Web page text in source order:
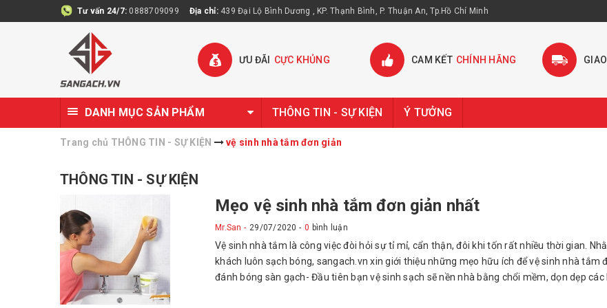
Tư vấn 24/7: 0888709099 Địa chỉ: 439 Đại Lộ Bình Dương , KP. Thạnh Bình, P. Thuận An, Tp.Hồ Chí Minh
ƯU ĐÃI CỰC KHỦNG CAM KẾT CHÍNH HÃNG
DANH MỤC SẢN PHẨM THÔNG TIN - SỰ KIỆN Ý TƯỞNG
Trang chủ THÔNG TIN - SỰ KIỆN vệ sinh nhà tắm đơn giản
THÔNG TIN - SỰ KIỆN
Mẹo vệ sinh nhà tắm đơn giản nhất
Mr.San 29/07/2020 0 bình luận
Vệ sinh nhà tắm là công việc đòi hỏi sự tỉ mỉ, cẩn thận, đôi khi tốn rất nhiều thời gian.
khách luôn sạch bóng, sangach.vn xin giới thiệu những mẹo hữu ích để vệ sinh nhà tắm
đánh bóng sàn gạch- Đầu tiên bạn vệ sinh sạch sẽ nền nhà bằng chổi mềm, dọn dẹp